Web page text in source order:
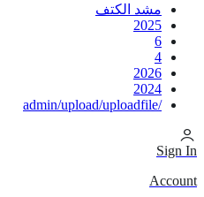
مشد الكتف
2025
6
4
2026
2024
/admin/upload/uploadfile
Sign In
Account